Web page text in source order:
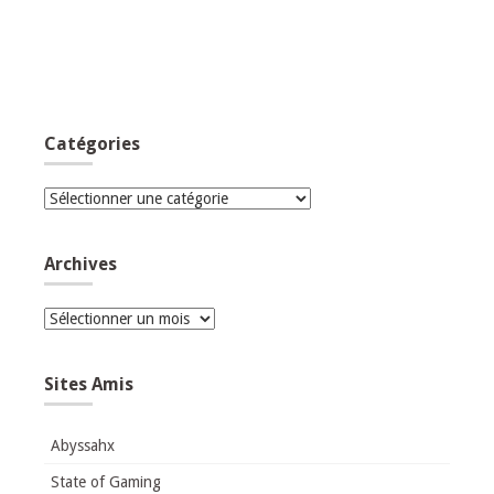
Catégories
Catégories
Archives
Archives
Sites Amis
Abyssahx
State of Gaming